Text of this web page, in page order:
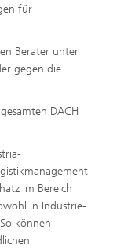
für
Berater unter
gegen die
DACH
im Bereich
in Industrie-
können